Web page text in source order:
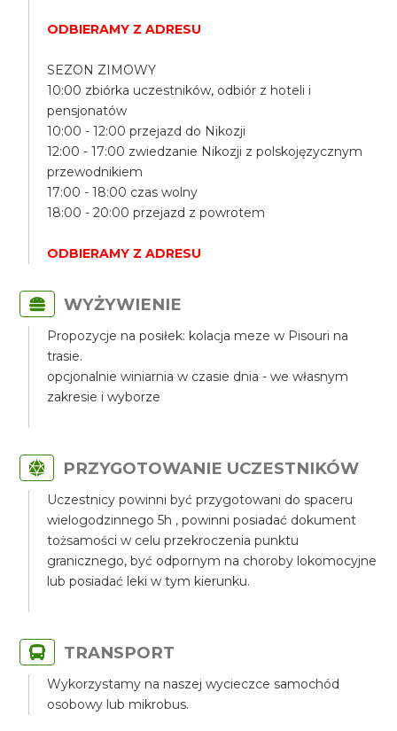
ODBIERAMY Z ADRESU
SEZON ZIMOWY
10:00 zbiórka uczestników, odbiór z hoteli i
pensjonatów
10:00 - 12:00 przejazd do Nikozji
12:00 - 17:00 zwiedzanie Nikozji z polskojęzycznym
przewodnikiem
17:00 - 18:00 czas wolny
18:00 - 20:00 przejazd z powrotem
ODBIERAMY Z ADRESU
WYŻYWIENIE
Propozycje na posiłek: kolacja meze w Pisouri na
trasie.
opcjonalnie winiarnia w czasie dnia - we własnym
zakresie i wyborze
PRZYGOTOWANIE UCZESTNIKÓW
Uczestnicy powinni być przygotowani do spaceru
wielogodzinnego 5h , powinni posiadać dokument
tożsamości w celu przekroczenia punktu
granicznego, być odpornym na choroby lokomocyjne
lub posiadać leki w tym kierunku.
TRANSPORT
Wykorzystamy na naszej wycieczce samochód
osobowy lub mikrobus.